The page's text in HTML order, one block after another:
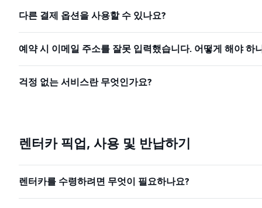
다른 결제 옵션을 사용할 수 있나요?
예약 시 이메일 주소를 잘못 입력했습니다. 어떻게 해야 하
걱정 없는 서비스란 무엇인가요?
렌터카 픽업, 사용 및 반납하기
렌터카를 수령하려면 무엇이 필요하나요?